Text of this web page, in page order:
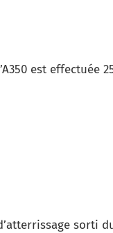
est effectuée
sorti